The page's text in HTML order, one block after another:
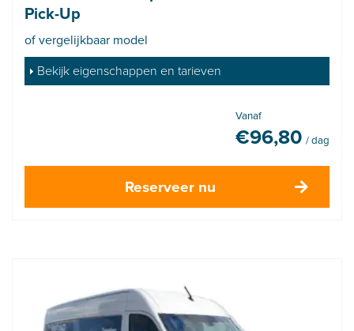
Pick-Up
of vergelijkbaar model
Bekijk eigenschappen en tarieven
Vanaf
€96,80 / dag
Reserveer nu